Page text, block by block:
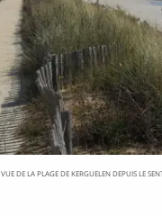
VUE DE LA PLAGE DE KERGUELEN DEPUIS LE